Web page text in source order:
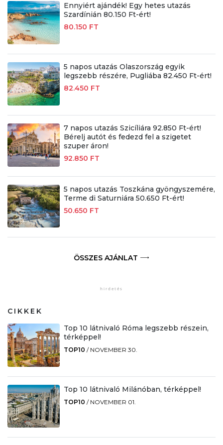
Ennyiért ajándék! Egy hetes utazás
Szardínián 80.150 Ft-ért!
80.150 FT
5 napos utazás Olaszország egyik
legszebb részére, Pugliába 82.450 Ft-ért!
82.450 FT
7 napos utazás Szicíliára 92.850 Ft-ért!
Bérelj autót és fedezd fel a szigetet
szuper áron!
92.850 FT
5 napos utazás Toszkána gyöngyszemére,
Terme di Saturniára 50.650 Ft-ért!
50.650 FT
ÖSSZES AJÁNLAT
CIKKEK
Top 10 látnivaló Róma legszebb részein,
térképpel!
TOP10 / NOVEMBER 30.
Top 10 látnivaló Milánóban, térképpel!
TOP10 / NOVEMBER 01.